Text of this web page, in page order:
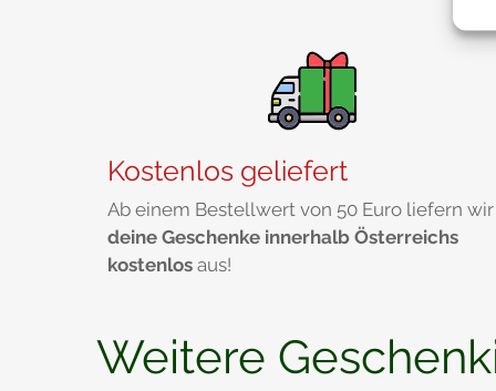
Kostenlos geliefert
Ab einem Bestellwert von 50 Euro liefern wir
deine Geschenke innerhalb Österreichs
kostenlos aus!
Weitere